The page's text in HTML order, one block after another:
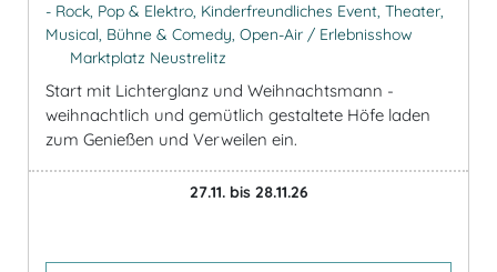
- Rock, Pop & Elektro, Kinderfreundliches Event, Theater,
Musical, Bühne & Comedy, Open-Air / Erlebnisshow
Marktplatz Neustrelitz
Start mit Lichterglanz und Weihnachtsmann -
weihnachtlich und gemütlich gestaltete Höfe laden
zum Genießen und Verweilen ein.
27.11. bis 28.11.26